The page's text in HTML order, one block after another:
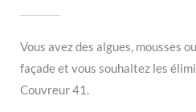
Vous avez des algues, mousses
façade et vous souhaitez les
Couvreur 41.